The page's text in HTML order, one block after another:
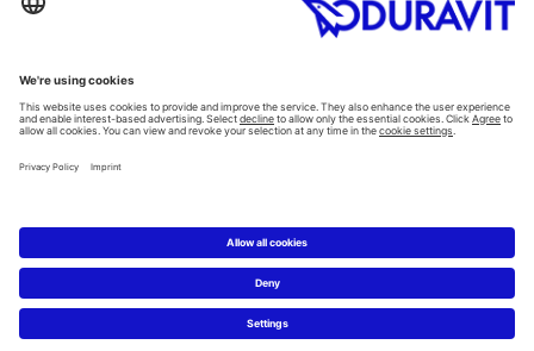
Français
Italiano
Copyright © 2026 Duravit AG
Impressum|Hinweisgebersystem|
|Datenschutzerklärung
Cookie Einstellungen